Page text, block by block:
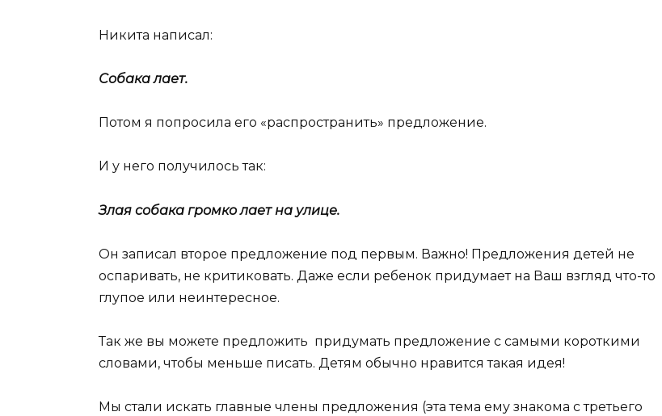
Никита написал:
Собака лает.
Потом я попросила его «распространить» предложение.
И у него получилось так:
Злая собака громко лает на улице.
Он записал второе предложение под первым. Важно! Предложения детей не
оспаривать, не критиковать. Даже если ребенок придумает на Ваш взгляд что-то
глупое или неинтересное.
Так же вы можете предложить придумать предложение с самыми короткими
словами, чтобы меньше писать. Детям обычно нравится такая идея!
Мы стали искать главные члены предложения (эта тема ему знакома с третьего